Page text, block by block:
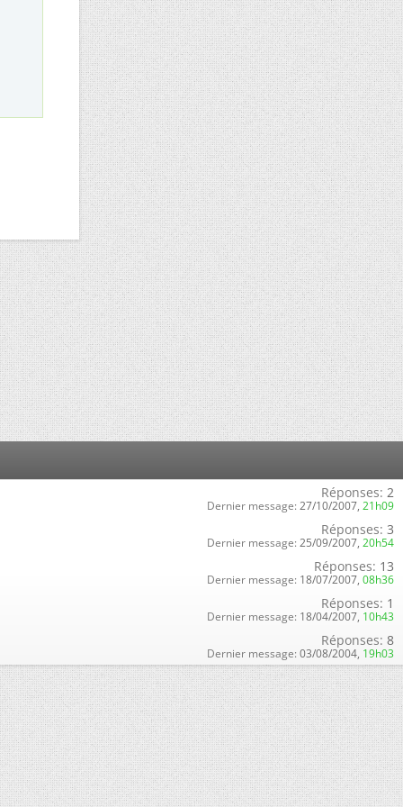
Réponses: 2
Dernier message: 27/10/2007, 21h09
Réponses: 3
Dernier message: 25/09/2007, 20h54
Réponses: 13
Dernier message: 18/07/2007, 08h36
Réponses: 1
Dernier message: 18/04/2007, 10h43
Réponses: 8
Dernier message: 03/08/2004, 19h03